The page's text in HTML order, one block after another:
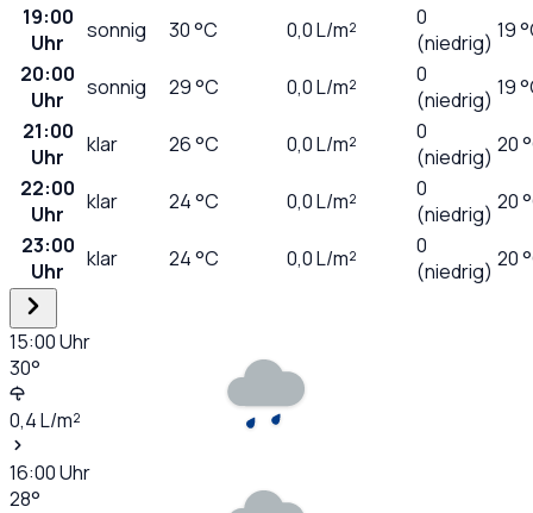
19:00
Uhr
sonnig 30°C 0,0L/m²
0
(niedrig) 19
20:00
Uhr
sonnig 29°C 0,0L/m²
0
(niedrig) 19
21:00
Uhr
klar 26°C 0,0L/m²
0
(niedrig) 20
22:00
Uhr
klar 24°C 0,0L/m²
0
(niedrig) 20
23:00
Uhr
klar 24°C 0,0L/m²
0
(niedrig) 20
15:00Uhr
30°
0,4L/m²
16:00Uhr
28°